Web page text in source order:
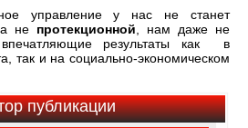
управление у нас не станет
а не протекционной, нам даже не
результаты как в
так и на социально-экономическом
публикации